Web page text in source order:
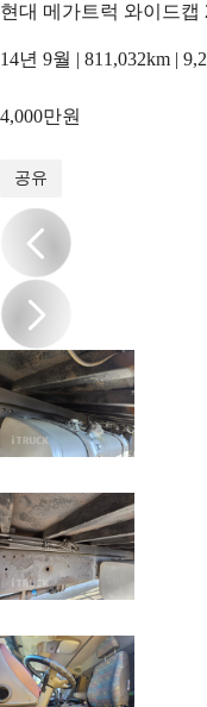
현대 메가트럭 와이드캡
14년 9월 | 811,032km |
4,000만원
공유
/20